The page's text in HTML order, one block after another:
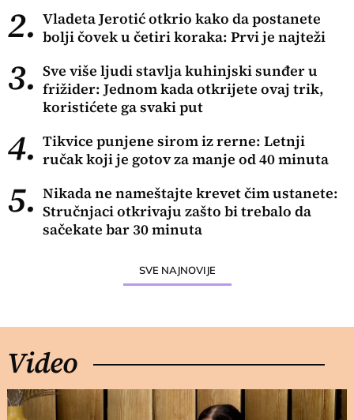
2. Vladeta Jerotić otkrio kako da postanete
bolji čovek u četiri koraka: Prvi je najteži
3. Sve više ljudi stavlja kuhinjski sunđer u
frižider: Jednom kada otkrijete ovaj trik,
koristićete ga svaki put
4. Tikvice punjene sirom iz rerne: Letnji
ručak koji je gotov za manje od 40 minuta
5. Nikada ne nameštajte krevet čim ustanete:
Stručnjaci otkrivaju zašto bi trebalo da
sačekate bar 30 minuta
SVE NAJNOVIJE
Video